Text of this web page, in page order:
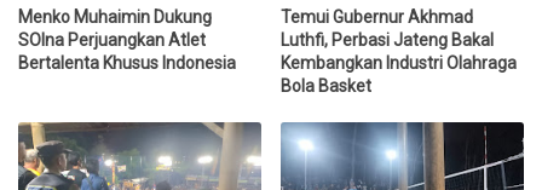
Menko Muhaimin Dukung
SOIna Perjuangkan Atlet
Bertalenta Khusus Indonesia
Temui Gubernur Akhmad
Luthfi, Perbasi Jateng Bakal
Kembangkan Industri Olahraga
Bola Basket